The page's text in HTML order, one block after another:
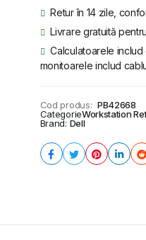
Retur în 14 zile,
Livrare gratuită
Calculatoarele includ
monitoarele includ
Cod produs: PB42668
CategorieWorkstation
Brand: Dell